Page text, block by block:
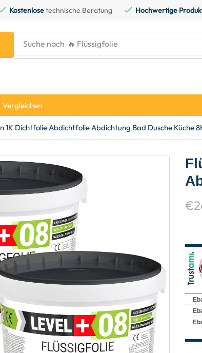
Kostenlosetechnische Beratung Hochwertige
Suche nach 🔥 Kreidefarbe
Vergleichen
1K Dichtfolie Abdichtfolie Abdichtung Bad Dusche Küche
€